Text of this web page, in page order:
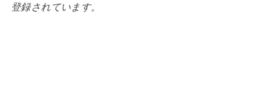
登録されています。